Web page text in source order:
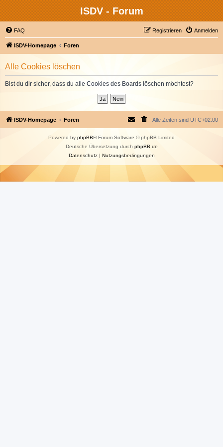
ISDV - Forum
FAQ Anmelden
Registrieren
ISDV-Homepage Foren
Alle Cookies löschen
Bist du dir sicher, dass du alle Cookies des Boards löschen möchtest?
ISDV-Homepage Foren Alle Zeiten sind UTC+02:00
Powered by phpBB® Forum Software © phpBB Limited
Deutsche Übersetzung durch phpBB.de
Datenschutz| Nutzungsbedingungen